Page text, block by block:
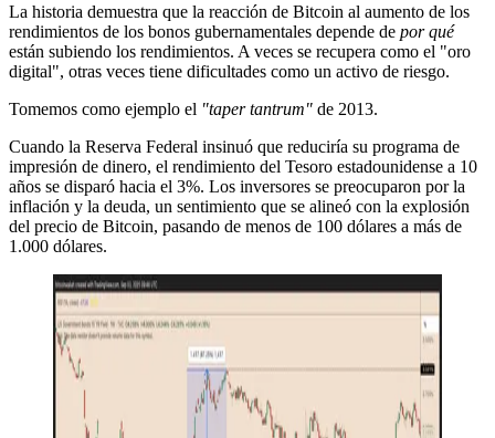
La historia demuestra que la reacción de Bitcoin al aumento de los
rendimientos de los bonos gubernamentales depende de por qué
están subiendo los rendimientos. A veces se recupera como el "oro
digital", otras veces tiene dificultades como un activo de riesgo.
Tomemos como ejemplo el "taper tantrum" de 2013.
Cuando la Reserva Federal insinuó que reduciría su programa de
impresión de dinero, el rendimiento del Tesoro estadounidense a 10
años se disparó hacia el 3%. Los inversores se preocuparon por la
inflación y la deuda, un sentimiento que se alineó con la explosión
del precio de Bitcoin, pasando de menos de 100 dólares a más de
1.000 dólares.